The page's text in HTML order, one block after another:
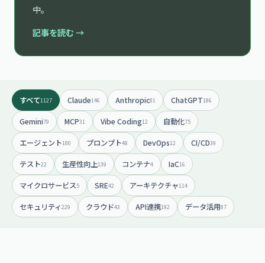
中。
記事を読む →
すべて1127 Claude146 Anthropic81 ChatGPT186
Gemini79 MCP31 Vibe Coding12 自動化75
エージェント180 プロンプト48 DevOps12 CI/CD39
テスト22 生産性向上139 コンテナ4 IaC16
マイクロサービス5 SRE42 アーキテクチャ114
セキュリティ229 クラウド43 API連携192 データ活用87